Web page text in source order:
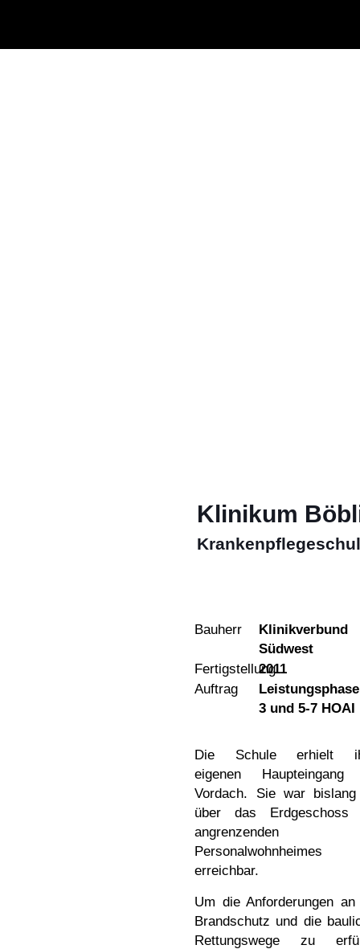
Klinikum
Bauherr
Klinikverbund
Südwest
Fertigstellung
2011
Auftrag
3 und 5-7 HOAI
Die Schule erhielt
eigenen
Vordach. Sie war
über das Erdgeschoss
angrenzenden
Personalwohnheimes
erreichbar.
Um die Anforderungen an
Brandschutz und die
Rettungswege zu